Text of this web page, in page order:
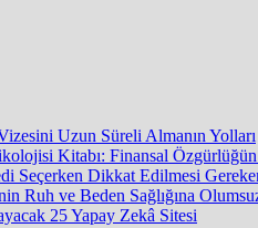
Uzun Süreli Almanın Yolları
Kitabı: Finansal
Seçerken Dikkat Edilmesi
Ruh ve Beden Sağlığına
25 Yapay Zekâ Sitesi